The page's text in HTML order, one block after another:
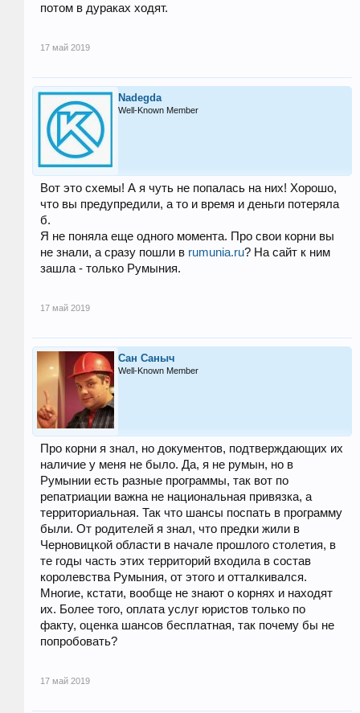
потом в дураках ходят.
17 май 2019
Nadegda
Well-Known Member
Вот это схемы! А я чуть не попалась на них! Хорошо,
что вы предупредили, а то и время и деньги потеряла
б.
Я не поняла еще одного момента. Про свои корни вы
не знали, а сразу пошли в rumunia.ru? На сайт к ним
зашла - только Румыния.
17 май 2019
Сан Саныч
Well-Known Member
Про корни я знал, но документов, подтверждающих их
наличие у меня не было. Да, я не румын, но в
Румынии есть разные программы, так вот по
репатриации важна не национальная привязка, а
территориальная. Так что шансы поспать в программу
были. От родителей я знал, что предки жили в
Черновицкой области в начале прошлого столетия, в
те годы часть этих территорий входила в состав
королевства Румыния, от этого и отталкивался.
Многие, кстати, вообще не знают о корнях и находят
их. Более того, оплата услуг юристов только по
факту, оценка шансов бесплатная, так почему бы не
попробовать?
17 май 2019